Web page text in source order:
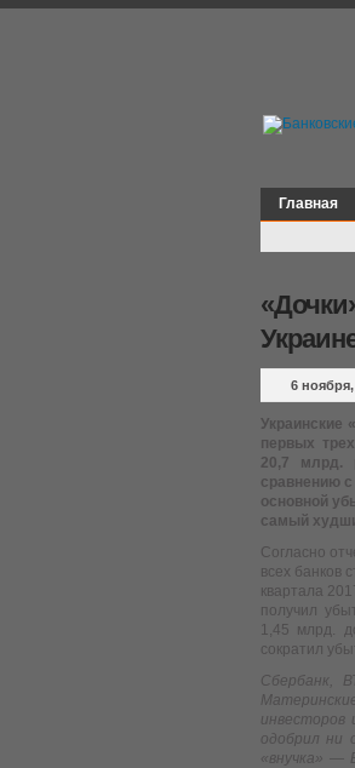
Главная
6 ноября,
Украинские
первых
20,7 млрд.
сравнению
основной
самый
Согласно
всех банков
квартала
получил
1,45 млрд.
сократил
Сбербанк,
инвесторов
одобрил ни
«внучка» —